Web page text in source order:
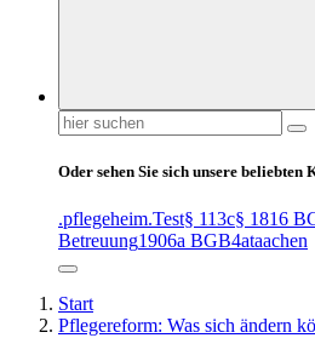
Suchen
nach:
Oder sehen Sie sich unsere beliebten
.pflegeheim.Test§ 113c§ 1816
Betreuung1906a BGB4ataachen
Start
Pflegereform: Was sich ändern